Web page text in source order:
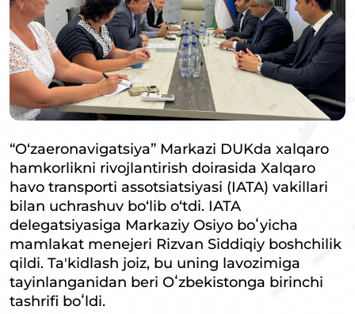
“O‘zaeronavigatsiya” Markazi DUKda xalqaro
hamkorlikni rivojlantirish doirasida Xalqaro
havo transporti assotsiatsiyasi (IATA) vakillari
bilan uchrashuv bo‘lib o‘tdi. IATA
delegatsiyasiga Markaziy Osiyo boʻyicha
mamlakat menejeri Rizvan Siddiqiy boshchilik
qildi. Ta'kidlash joiz, bu uning lavozimiga
tayinlanganidan beri Oʻzbekistonga birinchi
tashrifi boʻldi.